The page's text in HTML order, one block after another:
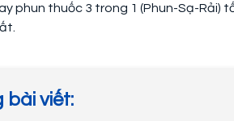
phun thuốc 3 trong 1 (Phun-Sạ-Rải)
bài viết: